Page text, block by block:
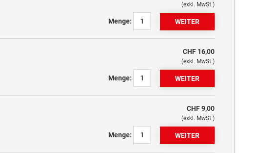
(exkl. MwSt.)
Menge:
CHF 16,00
(exkl. MwSt.)
Menge:
CHF 9,00
(exkl. MwSt.)
Menge: